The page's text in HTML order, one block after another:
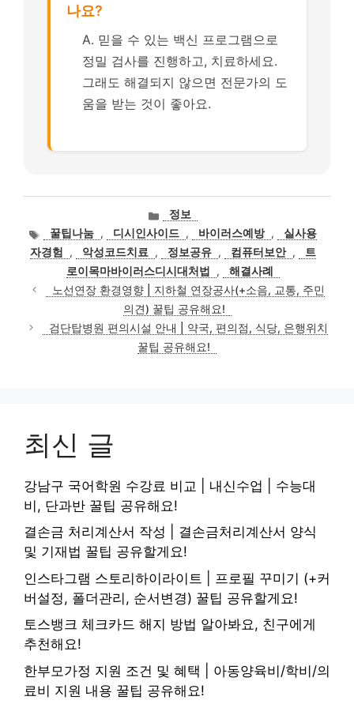
나요?
A. 믿을 수 있는 백신 프로그램으로
정밀 검사를 진행하고, 치료하세요.
그래도 해결되지 않으면 전문가의 도
움을 받는 것이 좋아요.
카
테
고
리
정보
태
그
꿀팁나눔 , 디시인사이드 , 바이러스예방 ,
실사용
자경험
, 악성코드치료 , 정보공유 , 컴퓨터보안 ,
트
로이목마바이러스디시대처법
,
해결사례
노선연장 환경영향 | 지하철 연장공사(+소음, 교통, 주민
의견) 꿀팁 공유해요!
검단탑병원 편의시설 안내 | 약국, 편의점, 식당, 은행위치
꿀팁 공유해요!
최신 글
강남구 국어학원 수강료 비교 | 내신수업 | 수능대
비, 단과반 꿀팁 공유해요!
결손금 처리계산서 작성 | 결손금처리계산서 양식
및 기재법 꿀팁 공유할게요!
인스타그램 스토리하이라이트 | 프로필 꾸미기 (+커
버설정, 폴더관리, 순서변경) 꿀팁 공유할게요!
토스뱅크 체크카드 해지 방법 알아봐요, 친구에게
추천해요!
한부모가정 지원 조건 및 혜택 | 아동양육비/학비/의
료비 지원 내용 꿀팁 공유해요!